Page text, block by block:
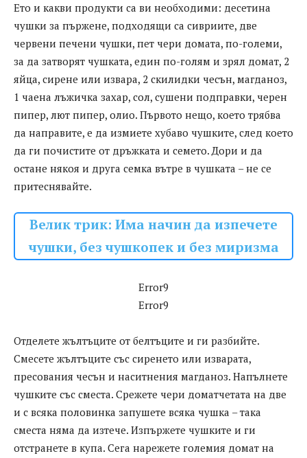
Ето и какви продукти са ви необходими: десетина
чушки за пържене, подходящи са сивриите, две
червени печени чушки, пет чери домата, по-големи,
за да затворят чушката, един по-голям и зрял домат, 2
яйца, сирене или извара, 2 скилидки чесън, магданоз,
1 чаена лъжичка захар, сол, сушени подправки, черен
пипер, лют пипер, олио. Първото нещо, което трябва
да направите, е да измиете хубаво чушките, след което
да ги почистите от дръжката и семето. Дори и да
остане някоя и друга семка вътре в чушката – не се
притеснявайте.
Велик трик: Има начин да изпечете
чушки, без чушкопек и без миризма
Error9
Error9
Отделете жълтъците от белтъците и ги разбийте.
Смесете жълтъците със сиренето или изварата,
пресования чесън и наситнения магданоз. Напълнете
чушките със сместа. Срежете чери доматчетата на две
и с всяка половинка запушете всяка чушка – така
сместа няма да изтече. Изпържете чушките и ги
отстранете в купа. Сега нарежете големия домат на